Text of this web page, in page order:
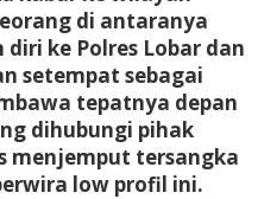
di antaranya
ke Polres Lobar dan
setempat sebagai
tepatnya depan
dihubungi pihak
menjemput tersangka
low profil ini.